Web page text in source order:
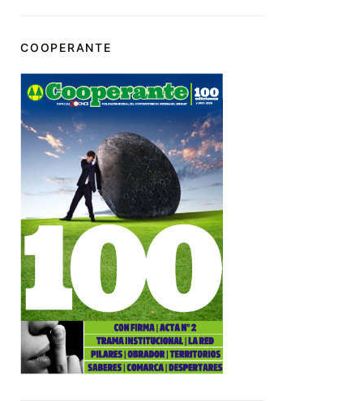
COOPERANTE